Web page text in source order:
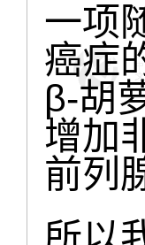
一项
癌症
β-胡
增加
前列